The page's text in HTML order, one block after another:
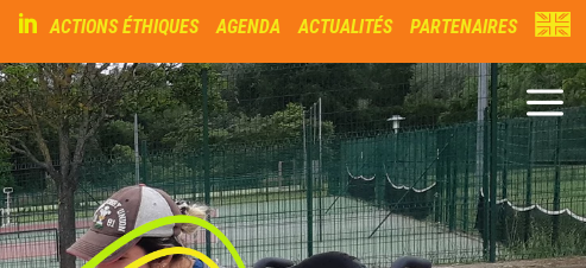
ACTIONS ÉTHIQUES AGENDA ACTUALITÉS PARTENAIRES

a